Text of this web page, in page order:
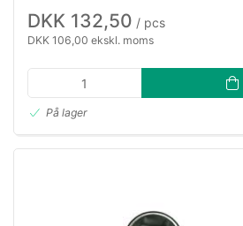
DKK 132,50 / pcs
DKK 106,00 ekskl. moms
På lager